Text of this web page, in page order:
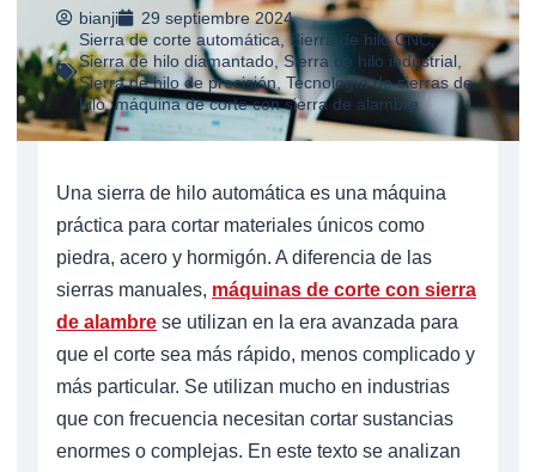
bianji
29 septiembre 2024
Sierra de corte automática,Sierra de hilo CNC,
Sierra de hilo diamantado,Sierra de hilo industrial,
Sierra de hilo de precisión, Tecnología de sierras de
hilo,máquina de corte con sierra de alambre
Una sierra de hilo automática es una máquina
práctica para cortar materiales únicos como
piedra, acero y hormigón. A diferencia de las
sierras manuales, máquinas de corte con sierra
de alambre se utilizan en la era avanzada para
que el corte sea más rápido, menos complicado y
más particular. Se utilizan mucho en industrias
que con frecuencia necesitan cortar sustancias
enormes o complejas. En este texto se analizan